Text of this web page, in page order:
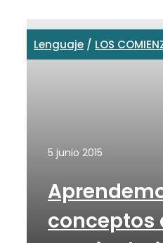
Lenguaje / LOS
5 junio 2015
conceptos